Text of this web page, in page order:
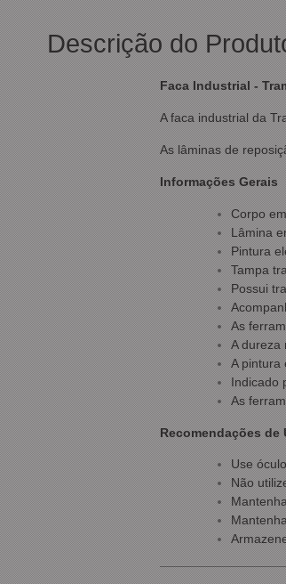
Descrição do
Faca Industrial -
A faca industrial da
As lâminas de
Informações
Corpo
Lâmina
Pintura
Tampa
Possui
As
A dureza
A pintura
Indicado
As
Recomendações de
Use
Não